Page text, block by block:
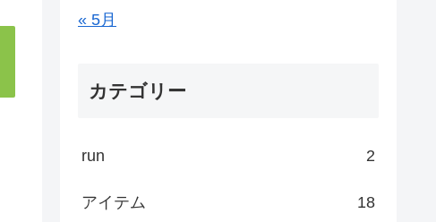
« 5月
カテゴリー
run 2
アイテム 18